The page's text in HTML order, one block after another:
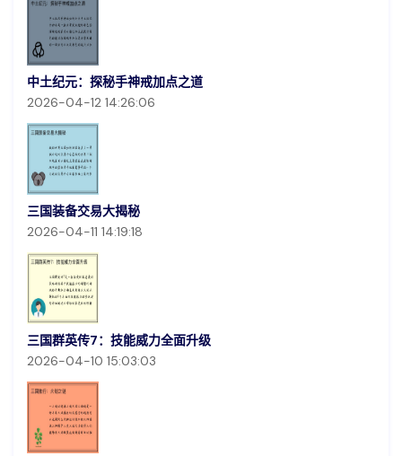
中土纪元：探秘手神戒加点之道
2026-04-12 14:26:06
三国装备交易大揭秘
2026-04-11 14:19:18
三国群英传7：技能威力全面升级
2026-04-10 15:03:03